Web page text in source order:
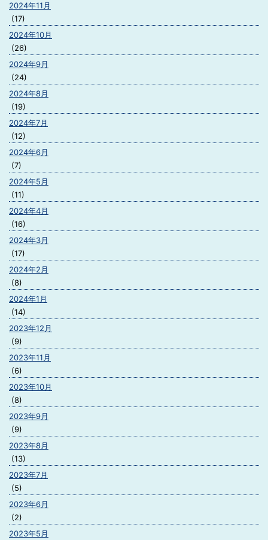
2024年11月
(17)
2024年10月
(26)
2024年9月
(24)
2024年8月
(19)
2024年7月
(12)
2024年6月
(7)
2024年5月
(11)
2024年4月
(16)
2024年3月
(17)
2024年2月
(8)
2024年1月
(14)
2023年12月
(9)
2023年11月
(6)
2023年10月
(8)
2023年9月
(9)
2023年8月
(13)
2023年7月
(5)
2023年6月
(2)
2023年5月